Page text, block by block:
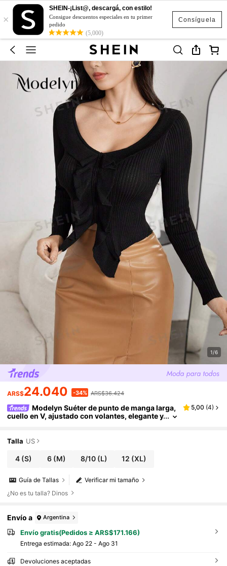
Consíguela
×
SHEIN-¡List@, descargá, con estilo!
Consigue descuentos especiales en tu primer
pedido
(5,000)
1/6
ARS$24.040 -34% ARS$36.424
Modelyn Suéter de punto de manga larga,
cuello en V, ajustado con volantes, elegante y
5,00 (4)
Talla US
4 (S) 6 (M) 8/10(L) 12 (XL)
Verificar mi tamaño
Guía de Tallas
¿No es tu talla? Dinos
Envío a Argentina
Envío gratis(Pedidos ≥ ARS$171.166)
Entrega estimada: Ago 22 - Ago 31
Devoluciones aceptadas